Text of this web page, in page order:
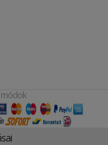
módok